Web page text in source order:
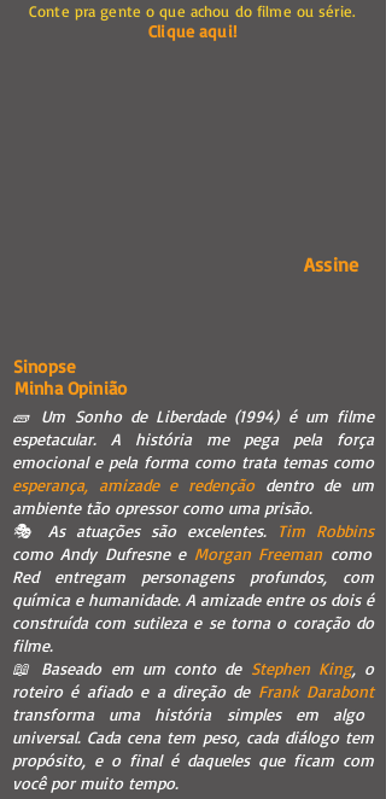
Conte pra gente o que achou do filme ou série.
Clique aqui!
Assine
Sinopse
Minha Opinião
🧱 Um Sonho de Liberdade (1994) é um filme
espetacular. A história me pega pela força
emocional e pela forma como trata temas como
esperança, amizade e redençãodentro de um
ambiente tão opressor como uma prisão.
🎭 As atuações são excelentes.
Tim Robbins
como Andy Dufresne e Morgan Freeman como
Red entregam personagens profundos, com
química e humanidade. A amizade entre os dois é
construída com sutileza e se torna o coração do
filme.
📖 Baseado em um conto de Stephen King, o
roteiro é afiado e a direção de Frank Darabont
transforma uma história simples em algo
universal. Cada cena tem peso, cada diálogo tem
propósito, e o final é daqueles que ficam com
você por muito tempo.